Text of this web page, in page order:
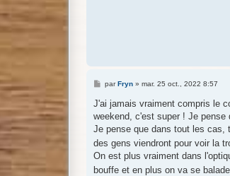
M
s
s
a
e
parFryn» mar. 25 oct., 2022 8:57
J'ai jamais vraiment compris le
weekend, c'est super ! Je
Je pense que dans tout les cas,
des gens viendront pour voir la
On est plus vraiment dans
bouffe et en plus on va se